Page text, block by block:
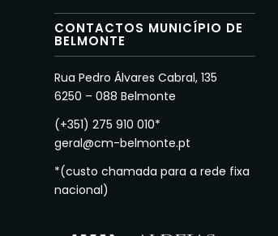
CONTACTOS MUNICÍPIO DE
BELMONTE
Rua Pedro Álvares Cabral, 135
6250 – 088 Belmonte
(+351) 275 910 010*
geral@cm-belmonte.pt
*(custo chamada para a rede fixa
nacional)